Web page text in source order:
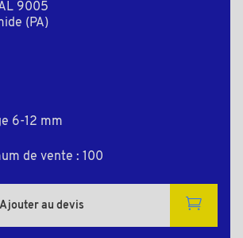
9005
(PA)
6-12 mm
de vente : 100
Ajouter au devis